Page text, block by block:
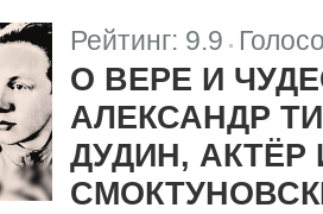
Рейтинг: 9.9
О ВЕРЕ И
АЛЕКСАНДР
ДУДИН, АКТЁР